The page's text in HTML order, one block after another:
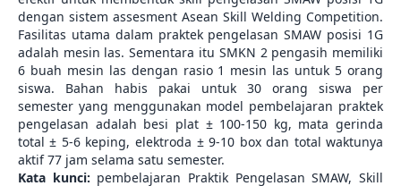
dengan sistem assesment Asean Skill Welding Competition.
Fasilitas utama dalam praktek pengelasan SMAW posisi 1G
adalah mesin las. Sementara itu SMKN 2 pengasih memiliki
6 buah mesin las dengan rasio 1 mesin las untuk 5 orang
siswa. Bahan habis pakai untuk 30 orang siswa per
semester yang menggunakan model pembelajaran praktek
pengelasan adalah besi plat ± 100-150 kg, mata gerinda
total ± 5-6 keping, elektroda ± 9-10 box dan total waktunya
aktif 77 jam selama satu semester.
Kata kunci: pembelajaran Praktik Pengelasan SMAW, Skill